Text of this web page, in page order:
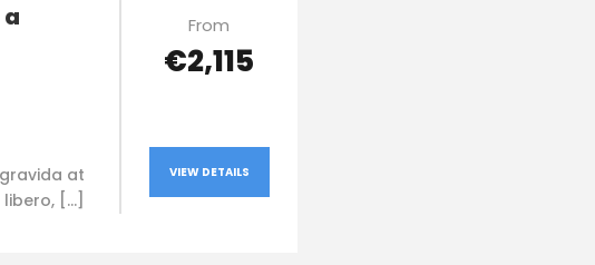
at
[…]
From
€2,115
VIEW DETAILS